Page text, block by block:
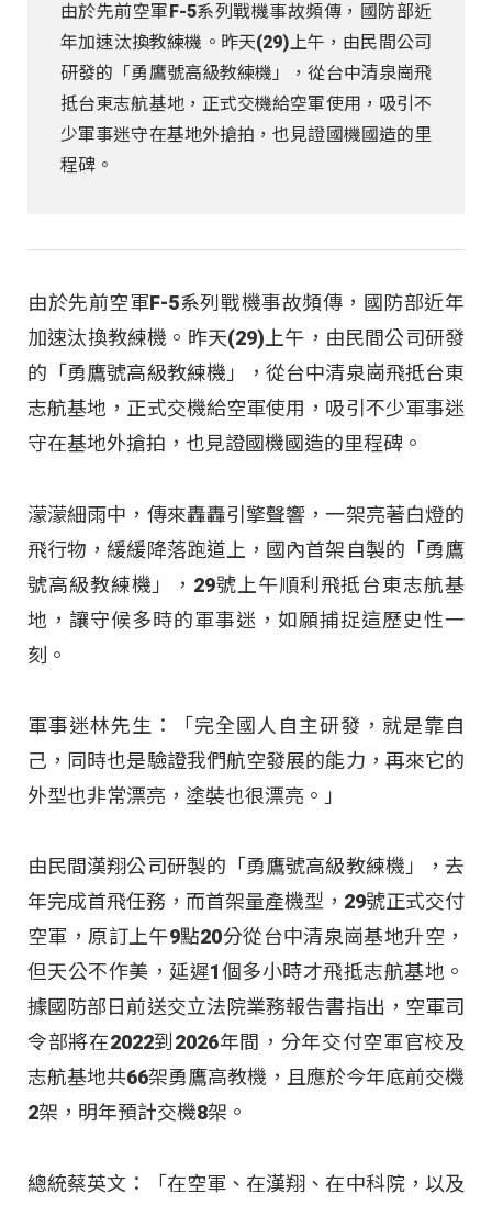
由於先前空軍F-5系列戰機事故頻傳，國防部近
年加速汰換教練機。昨天(29)上午，由民間公司
研發的「勇鷹號高級教練機」，從台中清泉崗飛
抵台東志航基地，正式交機給空軍使用，吸引不
少軍事迷守在基地外搶拍，也見證國機國造的里
程碑。
由於先前空軍F-5系列戰機事故頻傳，國防部近年
加速汰換教練機。昨天(29)上午，由民間公司研發
的「勇鷹號高級教練機」，從台中清泉崗飛抵台東
志航基地，正式交機給空軍使用，吸引不少軍事迷
守在基地外搶拍，也見證國機國造的里程碑。
濛濛細雨中，傳來轟轟引擎聲響，一架亮著白燈的
飛行物，緩緩降落跑道上，國內首架自製的「勇鷹
號高級教練機」，29號上午順利飛抵台東志航基
地，讓守候多時的軍事迷，如願捕捉這歷史性一
刻。
軍事迷林先生：「完全國人自主研發，就是靠自
己，同時也是驗證我們航空發展的能力，再來它的
外型也非常漂亮，塗裝也很漂亮。」
由民間漢翔公司研製的「勇鷹號高級教練機」，去
年完成首飛任務，而首架量產機型，29號正式交付
空軍，原訂上午9點20分從台中清泉崗基地升空，
但天公不作美，延遲1個多小時才飛抵志航基地。
據國防部日前送交立法院業務報告書指出，空軍司
令部將在2022到2026年間，分年交付空軍官校及
志航基地共66架勇鷹高教機，且應於今年底前交機
2架，明年預計交機8架。
總統蔡英文：「在空軍、在漢翔、在中科院，以及